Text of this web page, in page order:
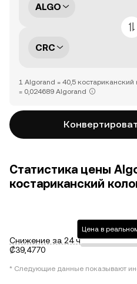
ALGO
CRC
1 Algorand = 40,5
= 0,024689 Algorand
Статистика цены
костариканский
Снижение за 24 ч
₡39,4770
Цена в
* Следующие данные показывают